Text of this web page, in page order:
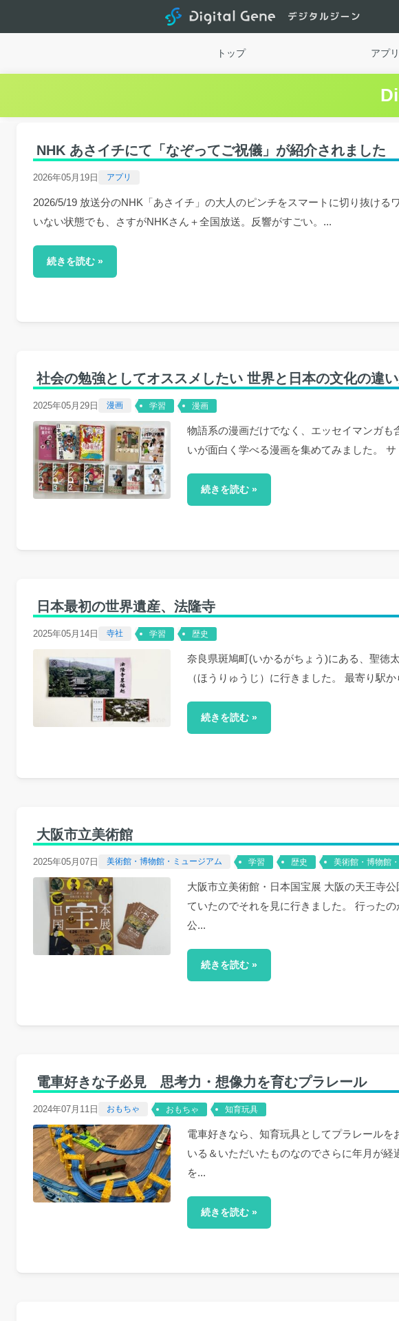
Digital Gene
トップ アプリ
NHK あさイチにて「なぞってご祝儀」が紹介されました
2026年05月19日 アプリ
2026/5/19 放送分のNHK「あさイチ」の大人のピンチをスマートに切り抜け
いない状態でも、さすがNHKさん＋全国放送。反響がすごい。...
続きを読む »
社会の勉強としてオススメしたい 世界と日本の文化の違
2025年05月29日 漫画 学習 漫画
物語系の漫画だけでなく、エッセイマンガ
いが面白く学べる漫画を集めてみました。
続きを読む »
日本最初の世界遺産、法隆寺
2025年05月14日 寺社 学習 歴史
奈良県斑鳩町(いかるがちょう)にある、聖徳
（ほうりゅうじ）に行きました。 最寄り駅
続きを読む »
大阪市立美術館
2025年05月07日 美術館・博物館・ミュージアム 学習 歴史 美術館・博物館
大阪市立美術館・日本国宝展 大阪の天王寺
ていたのでそれを見に行きました。 行った
公...
続きを読む »
電車好きな子必見 思考力・想像力を育むプラレール
2024年07月11日 おもちゃ おもちゃ 知育玩具
電車好きなら、知育玩具としてプラレール
いる＆いただいたものなのでさらに年月が
を...
続きを読む »